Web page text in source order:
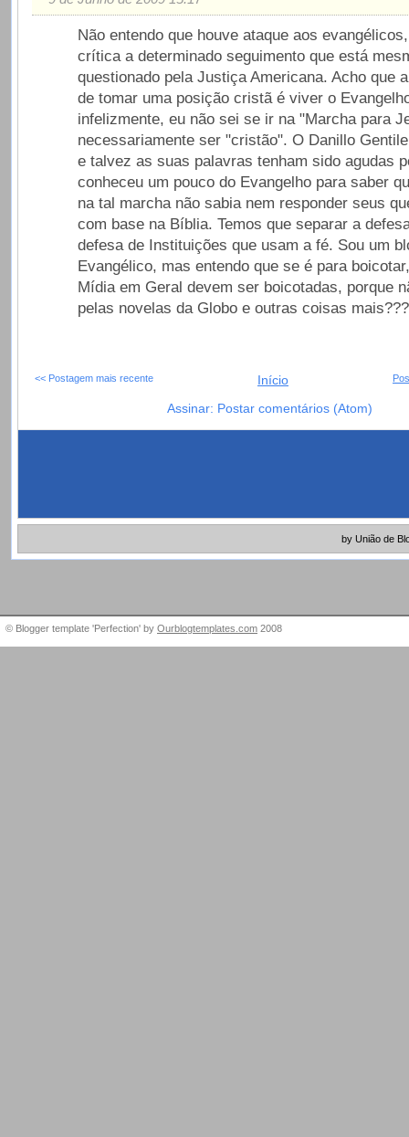
Não entendo que houve ataque aos
crítica a determinado seguimento que está
questionado pela Justiça Americana. Acho que
de tomar uma posição cristã é viver o
infelizmente, eu não sei se ir na "Marcha para
necessariamente ser "cristão". O Danillo
e talvez as suas palavras tenham sido agudas
conheceu um pouco do Evangelho para saber
na tal marcha não sabia nem responder seus
com base na Bíblia. Temos que separar a
defesa de Instituições que usam a fé. Sou um
Evangélico, mas entendo que se é para
Mídia em Geral devem ser boicotadas, porque
pelas novelas da Globo e outras coisas mais???
<< Postagem mais recente
Início
Assinar: Postar comentários (Atom)
by União de
© Blogger template 'Perfection' by Ourblogtemplates.com 2008